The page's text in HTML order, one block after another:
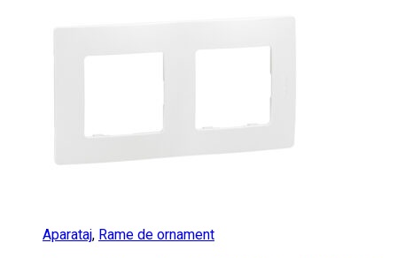
Aparataj, Rame de ornament